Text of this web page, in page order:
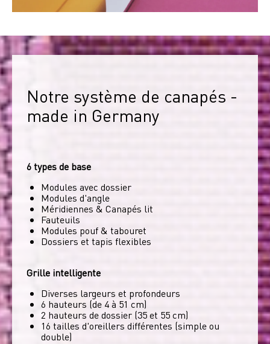
Notre système de canapés -
made in Germany
6 types de base
Modules avec dossier
Modules d'angle
Méridiennes & Canapés lit
Fauteuils
Modules pouf & tabouret
Dossiers et tapis flexibles
Grille intelligente
Diverses largeurs et profondeurs
6 hauteurs (de 4 à 51 cm)
2 hauteurs de dossier (35 et 55 cm)
16 tailles d'oreillers différentes (simple ou
double)